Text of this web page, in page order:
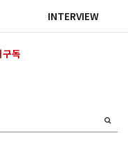
독
INTERVIEW